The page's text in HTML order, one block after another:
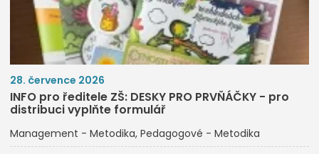
28. července 2026
INFO pro ředitele ZŠ: DESKY PRO PRVŇÁČKY - pro
distribuci vyplňte formulář
Management - Metodika Pedagogové - Metodika